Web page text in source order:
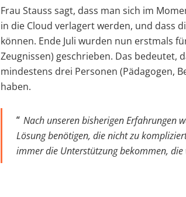
Frau Stauss sagt, dass man sich im
in die Cloud verlagert werden, und dass
können. Ende Juli wurden nun erstmals
Zeugnissen) geschrieben. Das bedeutet,
mindestens drei Personen (Pädagogen,
haben.
Nach unseren bisherigen Erfahrungen
Lösung benötigen, die nicht zu
immer die Unterstützung bekommen,